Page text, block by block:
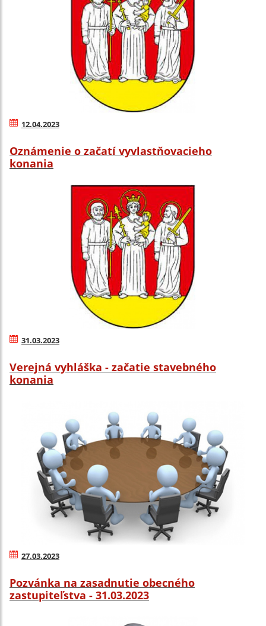
12.04.2023
Oznámenie o začatí vyvlastňovacieho
konania
31.03.2023
Verejná vyhláška - začatie stavebného
konania
27.03.2023
Pozvánka na zasadnutie obecného
zastupiteľstva - 31.03.2023